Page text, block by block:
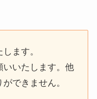
ます。
いたします。他
できません。